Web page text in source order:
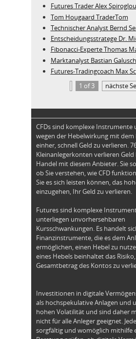
Futures Trader Alex Spiroglou
Tom Hougaard TraderTom
Technischer Analyst Bernd
Entscheidungsstratege Dr.
Fibonacci-Experte Thomas
Marktanalyst Bastian
Futures-Tradingcoach Max
1 of 3
nächste
CFDs sind komplexe Instrumente
wegen der Hebelwirkung mit dem
einher, schnell Geld zu verlieren.
Kleinanlegerkonten verlieren Geld
Handel mit diesem Anbieter. Sie
ob Sie verstehen, wie CFD
Sie es sich leisten können, das
einzugehen, Ihr Geld zu verlieren.
Futures sind komplexe
unterliegen unvorhersehbaren
Kursschwankungen. Es handelt
Finanzinstrumente, die es dem
ermöglichen, einen Hebel zu
eines Hebels beinhaltet das
Gesamtbetrag des Kontos zu
Investitionen in digitale
als hochspekulative Anlagen und
hohen Volatilität und sind daher
nicht für alle Anleger geeignet.
sorgfältig und womöglich mithilfe